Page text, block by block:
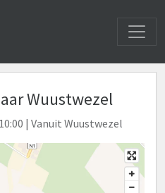
Wuustwezel
| Vanuit Wuustwezel